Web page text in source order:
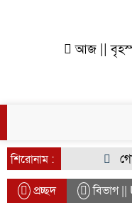
আজ ||
শিরোনাম :
প্রচ্ছদ বিভাগ